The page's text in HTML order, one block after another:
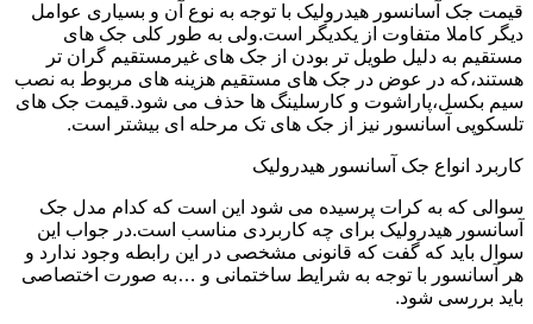
قیمت جک آسانسور هیدرولیک با توجه به نوع آن و بسیاری عوامل
دیگر کاملا متفاوت از یکدیگر است.ولی به طور کلی جک های
مستقیم به دلیل طویل تر بودن از جک های غیرمستقیم گران تر
هستند،که در عوض در جک های مستقیم هزینه های مربوط به نصب
سیم بکسل،پاراشوت و کارسلینگ ها حذف می شود.قیمت جک های
تلسکوپی آسانسور نیز از جک های تک مرحله ای بیشتر است.
کاربرد انواع جک آسانسور هیدرولیک
سوالی که به کرات پرسیده می شود این است که کدام مدل جک
آسانسور هیدرولیک برای چه کاربردی مناسب است.در جواب این
سوال باید که گفت که قانونی مشخصی در این رابطه وجود ندارد و
هر آسانسور با توجه به شرایط ساختمانی و …به صورت اختصاصی
باید بررسی شود.